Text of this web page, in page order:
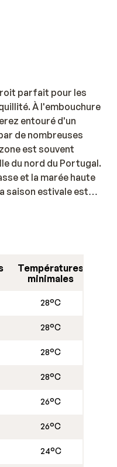
parfait pour les
À l'embouchure
entouré d'un
de nombreuses
est souvent
du nord du Portugal.
et la marée haute
saison estivale est
Portugais, aiment
et terrasses !
Températures
minimales
28°C
28°C
28°C
28°C
26°C
26°C
24°C